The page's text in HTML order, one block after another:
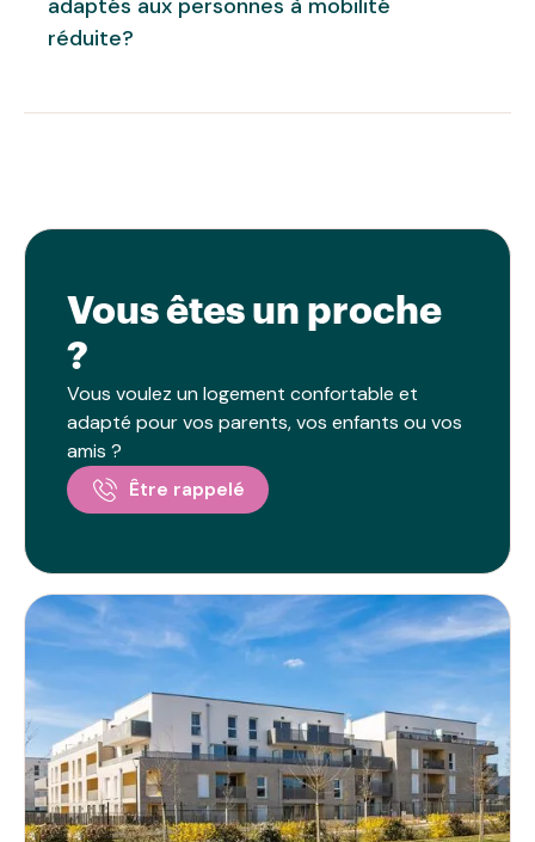
C’est vous qui choisissez.
nombre d’habitants dans le logement.
adaptés aux personnes à mobilité
réduite?
Vous êtes un proche
?
Vous voulez un logement confortable et
adapté pour vos parents, vos enfants ou vos
amis ?
Être rappelé